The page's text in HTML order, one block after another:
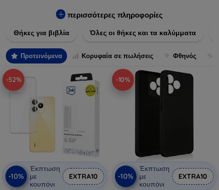
πτώσεις και άλλες φθορές, ενώ παράλληλα δίνετε ένα
και τη διάρκεια ζωής των συσκευών σας με τις κορυφαίες
περισσότερες πληροφορίες
Θήκες για βιβλία Όλες οι θήκες και τα καλύμματα
Προτεινόμενα Κορυφαία σε πωλήσεις Φθηνός
-52%
-10%
Έκπτωση
με
κουπόνι
EXTRA10
-10%
-10%
Έκπτωση
με
κουπόνι
EXTRA10